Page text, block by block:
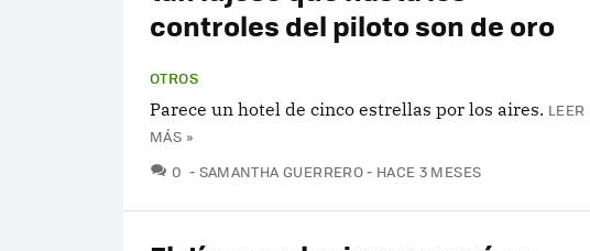
controles del piloto son de oro
OTROS
Parece un hotel de cinco estrellas por los aires. LEER
MÁS »
0 COMENTARIOS
SAMANTHA GUERRERO HACE 3 MESES